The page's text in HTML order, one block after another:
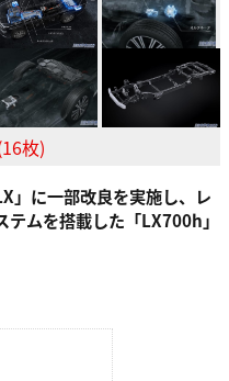
枚)
」に一部改良を実施し、レ
ムを搭載した「LX700h」